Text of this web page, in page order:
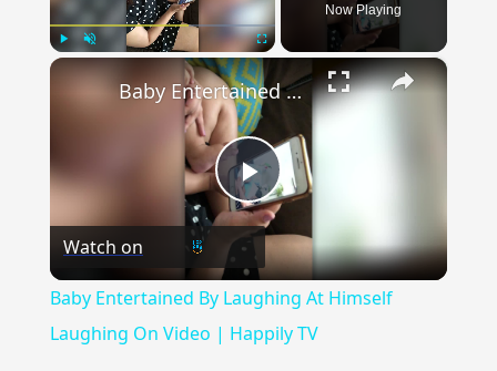
Now Playing
×
Play
Video
Baby Entertained By Laughing At Himself Laughing On Video | Happily TV
Watch on
Baby Entertained By Laughing At Himself
Laughing On Video | Happily TV